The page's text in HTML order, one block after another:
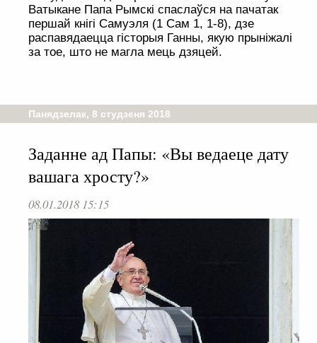
Ватыкане Папа Рымскі спаслаўся на пачатак
першай кнігі Самуэля (1 Сам 1, 1-8), дзе
распавядаецца гісторыя Ганны, якую прыніжалі
за тое, што не магла мець дзяцей.
Панядзелак, 8 студзеня 2018
Заданне ад Папы: «Вы ведаеце дату
вашага хросту?»
08.01.2018 15:15